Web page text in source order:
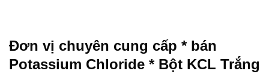
Đơn vị chuyên cung cấp * bán
Potassium Chloride * Bột KCL Trắng